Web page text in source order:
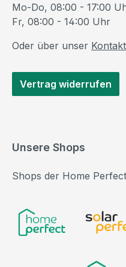
Mo-Do, 08:00 - 17:00
Fr, 08:00 - 14:00 Uhr
Oder über unser
Vertrag widerrufen
Unsere Shops
Shops der Home